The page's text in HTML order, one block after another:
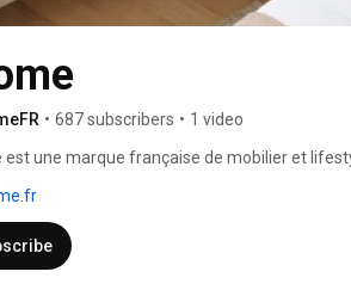
• 687 subscribers • 1 video
est une marque française de mobilier et
sans compromis sur la qualité. Pop,
en moments authentiques.